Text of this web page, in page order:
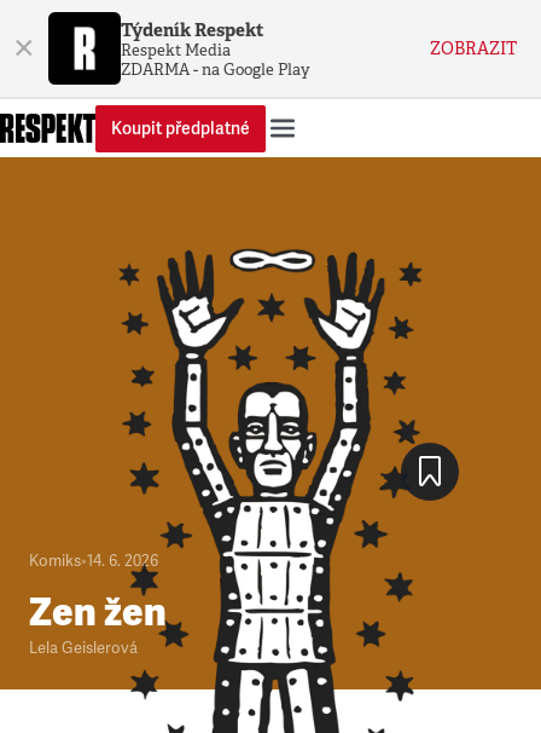
× Týdeník Respekt
Respekt Media
ZDARMA - na Google Play
ZOBRAZIT
Koupit předplatné
Komiks•14. 6. 2026
Zen žen
Lela Geislerová